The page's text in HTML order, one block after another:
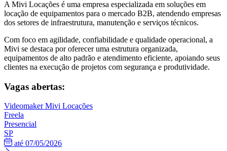
A Mivi Locações é uma empresa especializada em soluções em
locação de equipamentos para o mercado B2B, atendendo empresas
dos setores de infraestrutura, manutenção e serviços técnicos.
Com foco em agilidade, confiabilidade e qualidade operacional, a
Mivi se destaca por oferecer uma estrutura organizada,
equipamentos de alto padrão e atendimento eficiente, apoiando seus
clientes na execução de projetos com segurança e produtividade.
Vagas abertas:
Videomaker Mivi Locações
Freela
Presencial
SP
até 07/05/2026